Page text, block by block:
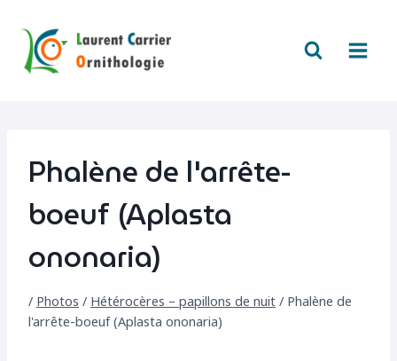
contenu
Phalène de l'arrête-
boeuf (Aplasta
ononaria)
/ Photos / Hétérocères – papillons de nuit / Phalène de
l'arrête-boeuf (Aplasta ononaria)